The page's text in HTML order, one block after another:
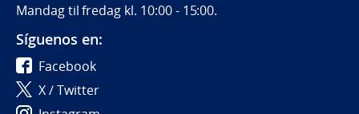
Mandag til fredag kl. 10:00 - 15:00.
Síguenos en:
Facebook
X / Twitter